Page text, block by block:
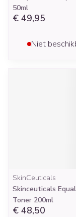
50ml
€ 49,95
Niet
SkinCeuticals
Skinceuticals
Toner 200ml
€ 48,50